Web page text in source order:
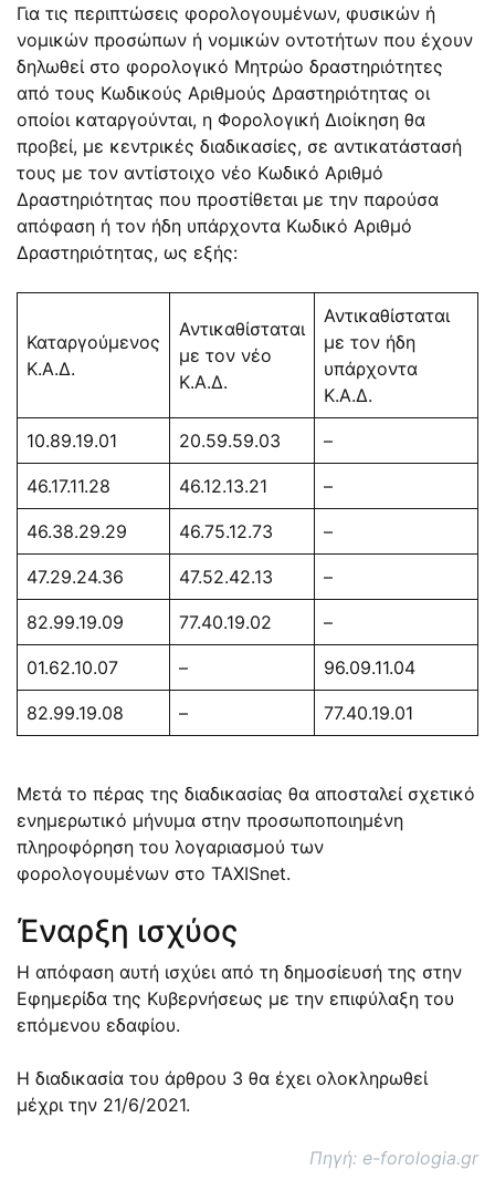
Για τις περιπτώσεις φορολογουμένων, φυσικών ή
νομικών προσώπων ή νομικών οντοτήτων που έχουν
δηλωθεί στο φορολογικό Μητρώο δραστηριότητες
από τους Κωδικούς Αριθμούς Δραστηριότητας οι
οποίοι καταργούνται, η Φορολογική Διοίκηση θα
προβεί, με κεντρικές διαδικασίες, σε αντικατάστασή
τους με τον αντίστοιχο νέο Κωδικό Αριθμό
Δραστηριότητας που προστίθεται με την παρούσα
απόφαση ή τον ήδη υπάρχοντα Κωδικό Αριθμό
Δραστηριότητας, ως εξής:
Καταργούμενος
Κ.Α.Δ.
Αντικαθίσταται
με τον νέο
Κ.Α.Δ.
Αντικαθίσταται
με τον ήδη
υπάρχοντα
Κ.Α.Δ.
10.89.19.01 20.59.59.03 –
46.17.11.28 46.12.13.21 –
46.38.29.29 46.75.12.73 –
47.29.24.36 47.52.42.13 –
82.99.19.09 77.40.19.02 –
01.62.10.07 – 96.09.11.04
82.99.19.08 – 77.40.19.01
Μετά το πέρας της διαδικασίας θα αποσταλεί σχετικό
ενημερωτικό μήνυμα στην προσωποποιημένη
πληροφόρηση του λογαριασμού των
φορολογουμένων στο TAXISnet.
Έναρξη ισχύος
Η απόφαση αυτή ισχύει από τη δημοσίευσή της στην
Εφημερίδα της Κυβερνήσεως με την επιφύλαξη του
επόμενου εδαφίου.
Η διαδικασία του άρθρου 3 θα έχει ολοκληρωθεί
μέχρι την 21/6/2021.
Πηγή: e-forologia.gr